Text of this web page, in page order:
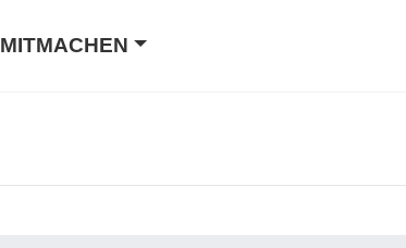
MITMACHEN